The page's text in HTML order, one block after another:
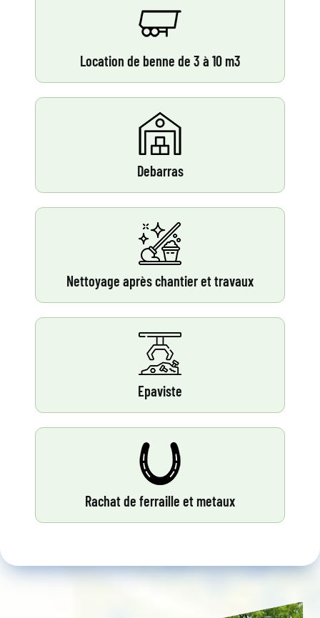
Location de benne de 3 à 10 m3
Debarras
Nettoyage après chantier et travaux
Epaviste
Rachat de ferraille et metaux